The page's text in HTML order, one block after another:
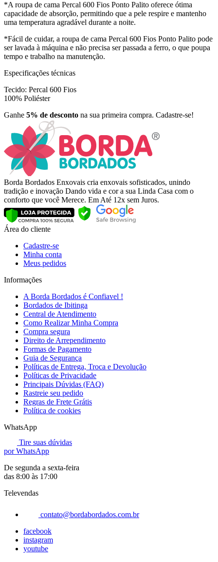
*A roupa de cama Percal 600 Fios Ponto Palito oferece ótima
capacidade de absorção, permitindo que a pele respire e mantenho
uma temperatura agradável durante a noite.
*Fácil de cuidar, a roupa de cama Percal 600 Fios Ponto Palito pode
ser lavada à máquina e não precisa ser passada a ferro, o que poupa
tempo e trabalho na manutenção.
Especificações técnicas
Tecido: Percal 600 Fios
100% Poliéster
Ganhe 5% de desconto na sua primeira compra. Cadastre-se!
Borda Bordados Enxovais cria enxovais sofisticados, unindo
tradição e inovação Dando vida e cor a sua Linda Casa com o
conforto que você Merece. Em Até 12x sem Juros.
Área do cliente
Cadastre-se
Minha conta
Meus pedidos
Informações
A Borda Bordados é Confiavel !
Bordados de Ibitinga
Central de Atendimento
Como Realizar Minha Compra
Compra segura
Direito de Arrependimento
Formas de Pagamento
Guia de Segurança
Políticas de Entrega, Troca e Devolução
Políticas de Privacidade
Principais Dúvidas (FAQ)
Rastreie seu pedido
Regras de Frete Grátis
Política de cookies
WhatsApp
Tire suas dúvidas
por WhatsApp
De segunda a sexta-feira
das 8:00 às 17:00
Televendas
contato@bordabordados.com.br
facebook
instagram
youtube